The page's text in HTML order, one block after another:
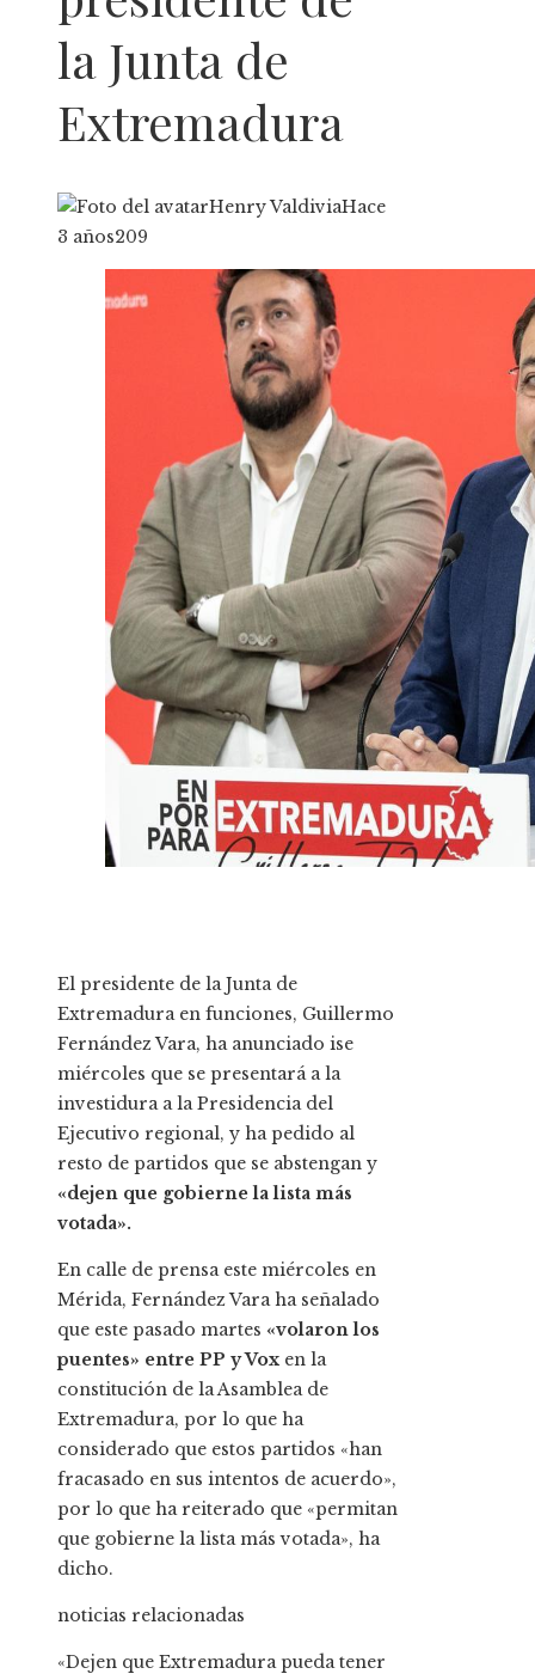
la Junta de
Extremadura
Henry ValdiviaHace
3 años209
El presidente de la Junta de
Extremadura en funciones, Guillermo
Fernández Vara, ha anunciado ise
miércoles que se presentará a la
investidura a la Presidencia del
Ejecutivo regional, y ha pedido al
resto de partidos que se abstengan y
«dejen que gobierne la lista más
votada».
En calle de prensa este miércoles en
Mérida, Fernández Vara ha señalado
que este pasado martes «volaron los
puentes» entre PP y Vox en la
constitución de la Asamblea de
Extremadura, por lo que ha
considerado que estos partidos «han
fracasado en sus intentos de acuerdo»,
por lo que ha reiterado que «permitan
que gobierne la lista más votada», ha
dicho.
noticias relacionadas
«Dejen que Extremadura pueda tener